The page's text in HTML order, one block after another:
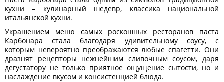
кухни – кулинарный шедевр, классика национальной
итальянской кухни.
Украшением меню самых роскошных ресторанов паста
Карбонара стала благодаря удивительному соусу, с
которым невероятно преображаются любые спагетти. Они
дразнят рецепторы нежнейшим сливочным соусом, даря
дегустатору не только приятное ощущение сытости, но и
наслаждение вкусом и консистенцией блюда.